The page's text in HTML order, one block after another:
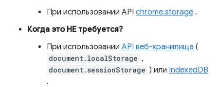
При использовании API chrome.storage .
Когда это НЕ требуется?
При использовании API веб-хранилища (
document.localStorage ,
document.sessionStorage ) или IndexedDB
.